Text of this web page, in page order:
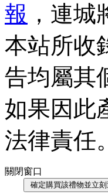
報 ，連城
本站所收
告均屬其
如果因此
法律責任。
關閉窗口